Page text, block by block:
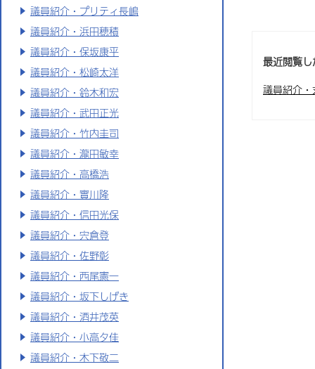
議員紹介・プリティ長嶋
議員紹介・浜田穂積
議員紹介・保坂康平
議員紹介・松崎太洋
議員紹介・鈴木和宏
議員紹介・武田正光
議員紹介・竹内圭司
議員紹介・瀧田敏幸
議員紹介・高橋浩
議員紹介・實川隆
議員紹介・信田光保
議員紹介・宍倉登
議員紹介・佐野彰
議員紹介・西尾憲一
議員紹介・坂下しげき
議員紹介・酒井茂英
議員紹介・小高夕佳
議員紹介・木下敬二
最近閲覧
議員紹介